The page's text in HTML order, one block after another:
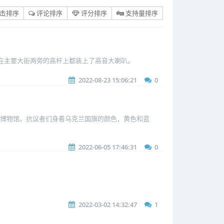
排序 评论排序 评分排序 支持量排序
要大街两旁的高杆上都装上了高音大喇叭。
2022-08-23 15:06:21 0
物馆。抗议者们身着乌克兰国旗的颜色，黄色和蓝
2022-06-05 17:46:31 0
2022-03-02 14:32:47 1